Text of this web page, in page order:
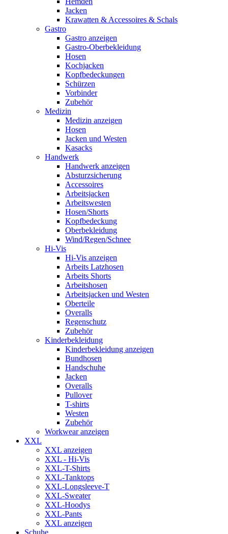
Jacken
Krawatten & Accessoires & Schals
Gastro
Gastro anzeigen
Gastro-Oberbekleidung
Hosen
Kochjacken
Kopfbedeckungen
Schürzen
Vorbinder
Zubehör
Medizin
Medizin anzeigen
Hosen
Jacken und Westen
Kasacks
Handwerk
Handwerk anzeigen
Absturzsicherung
Accessoires
Arbeitsjacken
Arbeitswesten
Hosen/Shorts
Kopfbedeckung
Oberbekleidung
Wind/Regen/Schnee
Hi-Vis
Hi-Vis anzeigen
Arbeits Latzhosen
Arbeits Shorts
Arbeitshosen
Arbeitsjacken und Westen
Oberteile
Overalls
Regenschutz
Zubehör
Kinderbekleidung
Kinderbekleidung anzeigen
Bundhosen
Handschuhe
Jacken
Overalls
Pullover
T-shirts
Westen
Zubehör
Workwear anzeigen
XXL
XXL anzeigen
XXL - Hi-Vis
XXL-T-Shirts
XXL-Tanktops
XXL-Longsleeve-T
XXL-Sweater
XXL-Hoodys
XXL-Pants
XXL anzeigen
Schuhe